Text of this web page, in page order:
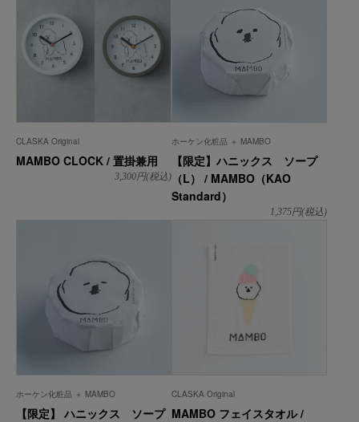
CLASKA Original
MAMBO CLOCK / 置掛兼用
3,300円(税込)
ホーケン化粧品 ＋ MAMBO
【限定】ハニックス ソープ
（L） / MAMBO（KAO
Standard）
1,375円(税込)
ホーケン化粧品 ＋ MAMBO
【限定】 ハニックス ソープ
CLASKA Original
MAMBO フェイスタオル /